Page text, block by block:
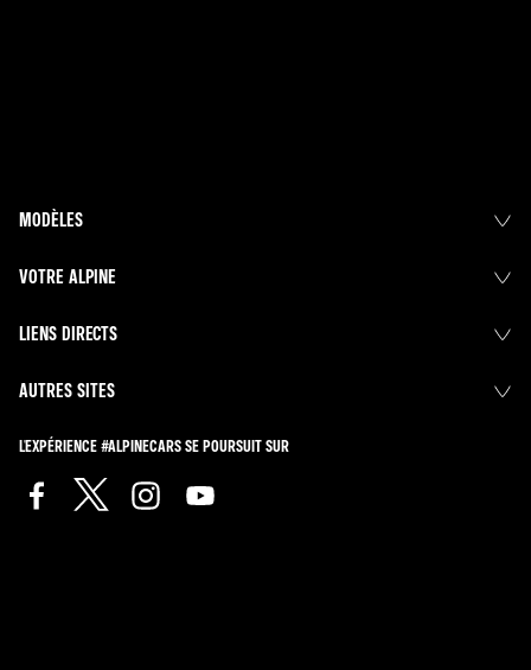
MODÈLES
VOTRE ALPINE
LIENS DIRECTS
AUTRES SITES
L'EXPÉRIENCE #ALPINECARS SE POURSUIT SUR